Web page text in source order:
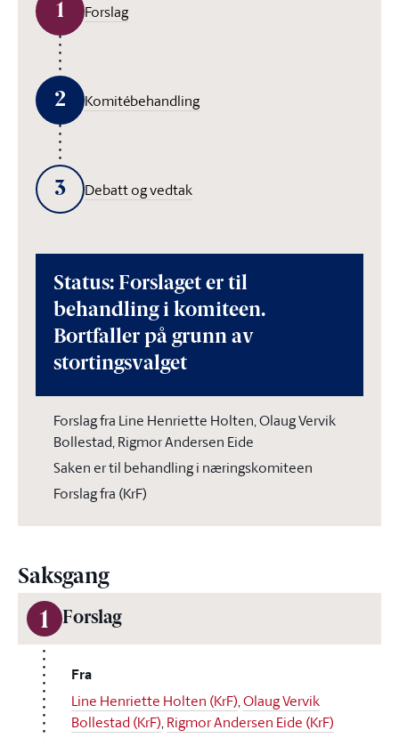
1 Forslag
2 Komitébehandling
3 Debatt og vedtak
Status: Forslaget er til
behandling i komiteen.
Bortfaller på grunn av
stortingsvalget
Forslag fra Line Henriette Holten, Olaug Vervik
Bollestad, Rigmor Andersen Eide
Saken er til behandling i næringskomiteen
Forslag fra (KrF)
Saksgang
1 Forslag
Fra
Line Henriette Holten (KrF),Olaug Vervik
Bollestad (KrF),Rigmor Andersen Eide (KrF)